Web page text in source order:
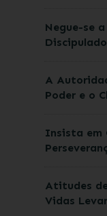
Negue-se
A
Poder e o
Insista em
Atitudes
Vidas